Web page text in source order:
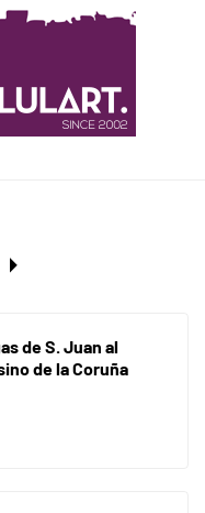
de S. Juan al
de la Coruña